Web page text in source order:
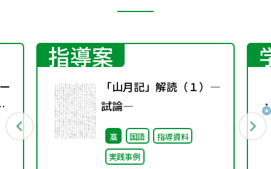
指導案
「山月記」解読（１）―
試論―
高 国語
指導資料
実践事例